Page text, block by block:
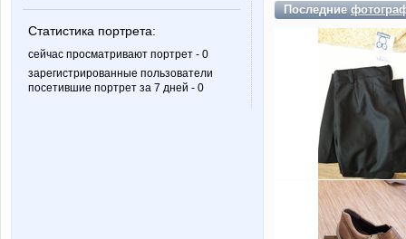
Статистика портрета:
сейчас просматривают портрет - 0
зарегистрированные пользователи
посетившие портрет за 7 дней - 0
Последние